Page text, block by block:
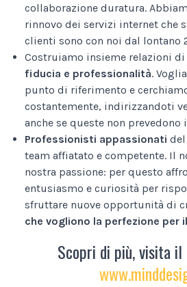
collaborazione duratura.
rinnovo dei servizi internet che
clienti sono con noi dal lontano
Costruiamo insieme relazioni di
fiducia e professionalità.
punto di riferimento e
costantemente, indirizzandoti
anche se queste non
Professionisti appassionati
team affiatato e competente. Il
nostra passione: per questo
entusiasmo e curiosità per
sfruttare nuove opportunità di
che vogliono la perfezione per
Scopri di più, visita